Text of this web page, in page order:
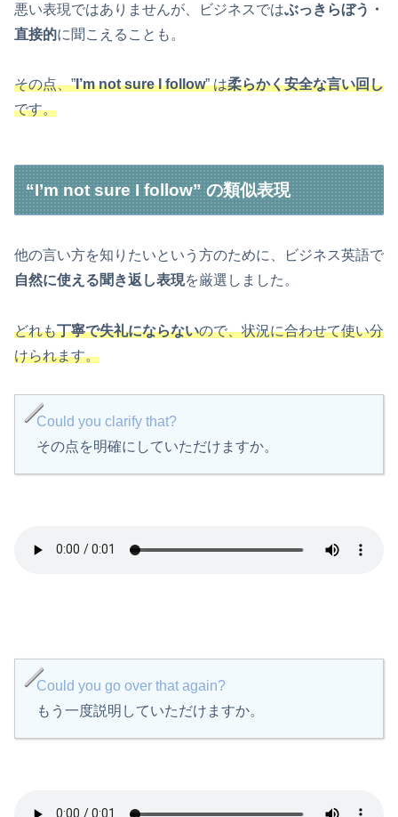
悪い表現ではありませんが、ビジネスではぶっきらぼう・
直接的に聞こえることも。
その点、”I’m not sure I follow” は柔らかく安全な言い回し
です。
“I’m not sure I follow” の類似表現
他の言い方を知りたいという方のために、ビジネス英語で
自然に使える聞き返し表現を厳選しました。
どれも丁寧で失礼にならないので、状況に合わせて使い分
けられます。
Could you clarify that?
その点を明確にしていただけますか。
Could you go over that again?
もう一度説明していただけますか。